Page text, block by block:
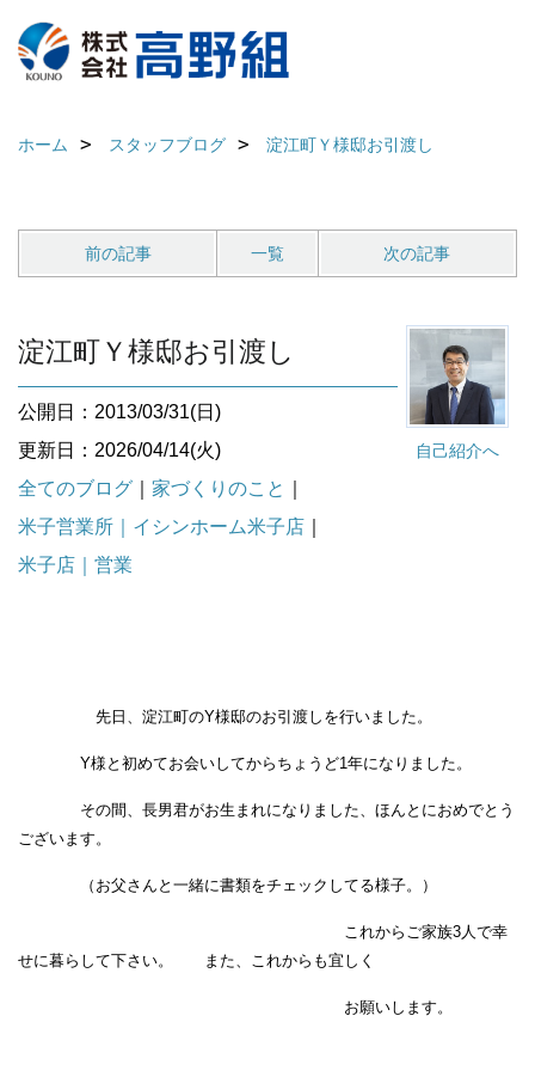
ホーム スタッフブログ 淀江町Ｙ様邸お引渡し
前の記事 一覧 次の記事
自己紹介へ
淀江町Ｙ様邸お引渡し
公開日：2013/03/31(日)
更新日：2026/04/14(火)
全てのブログ
家づくりのこと
米子営業所｜イシンホーム米子店
米子店｜営業
先日、淀江町のY様邸のお引渡しを行いました。
Y様と初めてお会いしてからちょうど1年になりました。
その間、長男君がお生まれになりました、ほんとにおめでとう
ございます。
（お父さんと一緒に書類をチェックしてる様子。）
これからご家族3人で幸
せに暮らして下さい。 また、これからも宜しく
お願いします。